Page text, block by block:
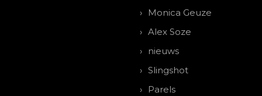
Monica Geuze
Alex Soze
nieuws
Slingshot
Parels